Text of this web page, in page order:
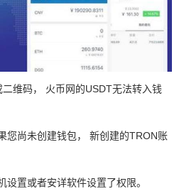
维码， 火币网的USDT无法转入钱
您尚未创建钱包， 新创建的TRON账
置或者安详软件设置了权限。